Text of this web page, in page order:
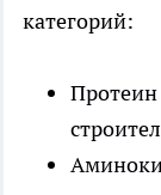
категорий:
Протеин